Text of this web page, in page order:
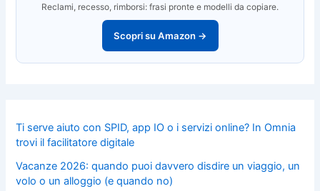
Reclami, recesso, rimborsi: frasi pronte e modelli da copiare.
Scopri su Amazon →
Ti serve aiuto con SPID, app IO o i servizi online? In Omnia
trovi il facilitatore digitale
Vacanze 2026: quando puoi davvero disdire un viaggio, un
volo o un alloggio (e quando no)